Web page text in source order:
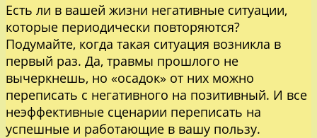
Есть ли в вашей жизни негативные ситуации,
которые периодически повторяются?
Подумайте, когда такая ситуация возникла в
первый раз. Да, травмы прошлого не
вычеркнешь, но «осадок» от них можно
переписать с негативного на позитивный. И все
неэффективные сценарии переписать на
успешные и работающие в вашу пользу.